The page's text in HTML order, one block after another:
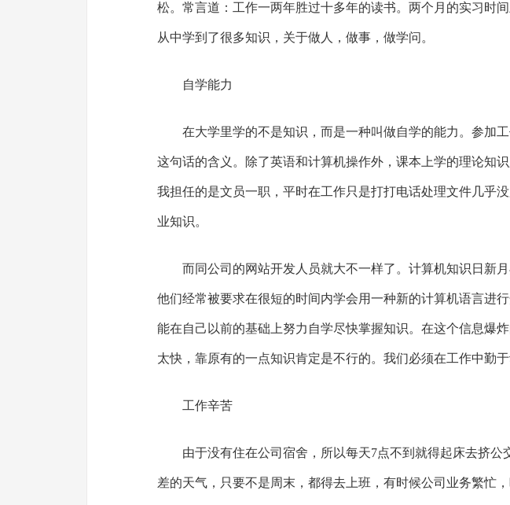
松。常言道：工作一两年胜过十多年的读书。两个月的实习时
从中学到了很多知识，关于做人，做事，做学问。
自学能力
在大学里学的不是知识，而是一种叫做自学的能力。参加
这句话的含义。除了英语和计算机操作外，课本上学的理论知识
我担任的是文员一职，平时在工作只是打打电话处理文件几乎
业知识。
而同公司的网站开发人员就大不一样了。计算机知识日新
他们经常被要求在很短的时间内学会用一种新的计算机语言进
能在自己以前的基础上努力自学尽快掌握知识。在这个信息爆
太快，靠原有的一点知识肯定是不行的。我们必须在工作中勤于
工作辛苦
由于没有住在公司宿舍，所以每天7点不到就得起床去挤公
差的天气，只要不是周末，都得去上班，有时候公司业务繁忙